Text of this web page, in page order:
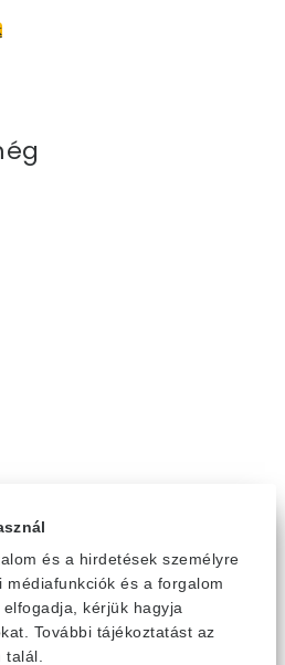
és a hirdetések személyre
médiafunkciók és a forgalom
kérjük hagyja
További tájékoztatást az
talál.